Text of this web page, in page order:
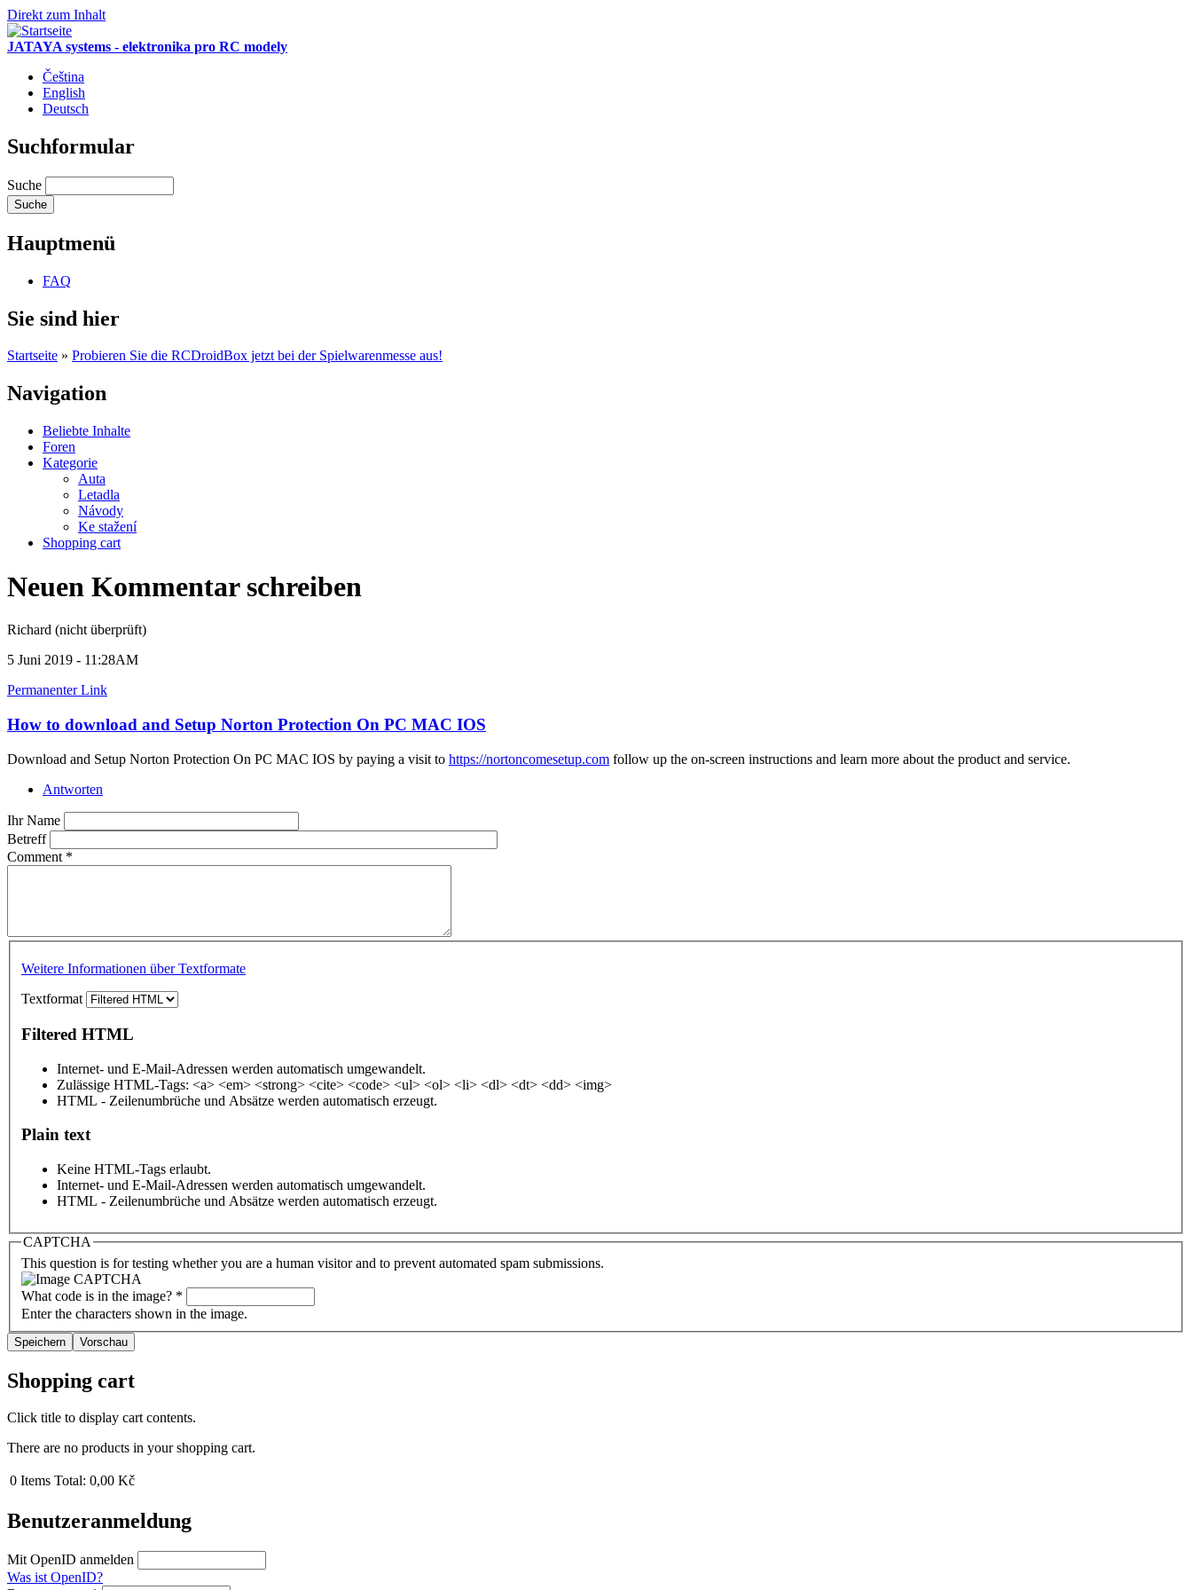
Direkt zum Inhalt
JATAYA systems - elektronika pro RC modely
Čeština
English
Deutsch
Suchformular
Suche
Hauptmenü
FAQ
Sie sind hier
Startseite » Probieren Sie die RCDroidBox jetzt bei der Spielwarenmesse aus!
Navigation
Beliebte Inhalte
Foren
Kategorie
Auta
Letadla
Návody
Ke stažení
Shopping cart
Neuen Kommentar schreiben
Richard (nicht überprüft)
5 Juni 2019 - 11:28AM
Permanenter Link
How to download and Setup Norton Protection On PC MAC IOS
Download and Setup Norton Protection On PC MAC IOS by paying a visit to https://nortoncomesetup.com follow up the on-screen instructions and learn more about the product and service.
Antworten
Ihr Name
Betreff
Comment *
Weitere Informationen über Textformate
Textformat
Filtered HTML
Internet- und E-Mail-Adressen werden automatisch umgewandelt.
Zulässige HTML-Tags: <a> <em> <strong> <cite> <code> <ul> <ol> <li> <dl> <dt> <dd> <img>
HTML - Zeilenumbrüche und Absätze werden automatisch erzeugt.
Plain text
Keine HTML-Tags erlaubt.
Internet- und E-Mail-Adressen werden automatisch umgewandelt.
HTML - Zeilenumbrüche und Absätze werden automatisch erzeugt.
CAPTCHA
This question is for testing whether you are a human visitor and to prevent automated spam submissions.
What code is in the image? *
Enter the characters shown in the image.
Shopping cart
Click title to display cart contents.
There are no products in your shopping cart.
0 Items Total: 0,00 Kč
Benutzeranmeldung
Mit OpenID anmelden
Was ist OpenID?